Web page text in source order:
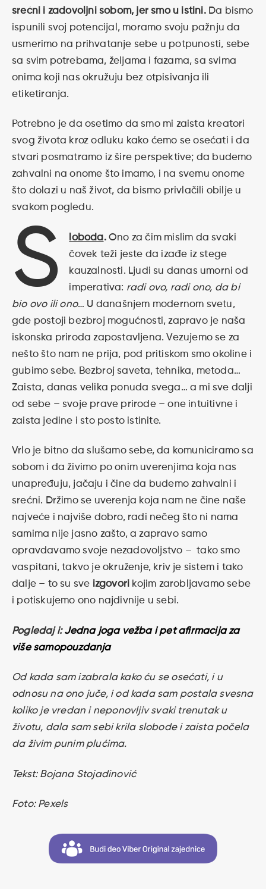
srećni i zadovoljni sobom, jer smo u istini.Da bismo
ispunili svoj potencijal, moramo svoju pažnju da
usmerimo na prihvatanje sebe u potpunosti, sebe
sa svim potrebama, željama i fazama, sa svima
onima koji nas okružuju bez otpisivanja ili
etiketiranja.
Potrebno je da osetimo da smo mi zaista kreatori
svog života kroz odluku kako ćemo se osećati i da
stvari posmatramo iz šire perspektive; da budemo
zahvalni na onome što imamo, i na svemu onome
što dolazi u naš život, da bismo privlačili obilje u
svakom pogledu.
S loboda. Ono za čim mislim da svaki
čovek teži jeste da izađe iz stege
kauzalnosti. Ljudi su danas umorni od
imperativa: radi ovo, radi ono, da bi
bio ovo ili ono… U današnjem modernom svetu,
gde postoji bezbroj mogućnosti, zapravo je naša
iskonska priroda zapostavljena. Vezujemo se za
nešto što nam ne prija, pod pritiskom smo okoline i
gubimo sebe. Bezbroj saveta, tehnika, metoda…
Zaista, danas velika ponuda svega… a mi sve dalji
od sebe – svoje prave prirode – one intuitivne i
zaista jedine i sto posto istinite.
Vrlo je bitno da slušamo sebe, da komuniciramo sa
sobom i da živimo po onim uverenjima koja nas
unapređuju, jačaju i čine da budemo zahvalni i
srećni. Držimo se uverenja koja nam ne čine naše
najveće i najviše dobro, radi nečeg što ni nama
samima nije jasno zašto, a zapravo samo
opravdavamo svoje nezadovoljstvo – tako smo
vaspitani, takvo je okruženje, kriv je sistem i tako
dalje – to su sve izgovori kojim zarobljavamo sebe
i potiskujemo ono najdivnije u sebi.
Pogledaj i:Jedna joga vežba i pet afirmacija za
više samopouzdanja
Od kada sam izabrala kako ću se osećati, i u
odnosu na ono juče, i od kada sam postala svesna
koliko je vredan i neponovljiv svaki trenutak u
životu, dala sam sebi krila slobode i zaista počela
da živim punim plućima.
Tekst: Bojana Stojadinović
Foto: Pexels